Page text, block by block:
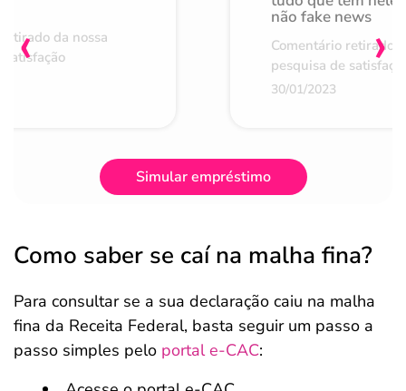
da nossa
não fake news
Comentário retirado
pesquisa de
30/01/2023
‹ ›
Simular empréstimo
Como saber se caí na malha fina?
Para consultar se a sua declaração caiu na malha
fina da Receita Federal, basta seguir um passo a
passo simples pelo portal e-CAC: